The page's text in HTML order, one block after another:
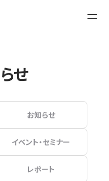
せ
お知らせ
イベント・セミナー
レポート